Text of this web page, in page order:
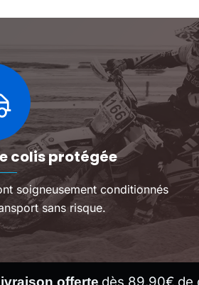
colis protégée
soigneusement conditionnés
sans risque.
offerte dès 89.90€ de